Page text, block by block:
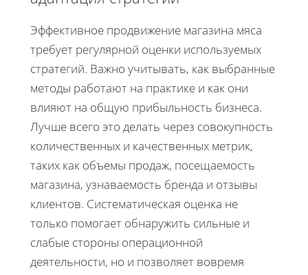
Эффективное продвижение магазина мяса
требует регулярной оценки используемых
стратегий. Важно учитывать, как выбранные
методы работают на практике и как они
влияют на общую прибыльность бизнеса.
Лучше всего это делать через совокупность
количественных и качественных метрик,
таких как объемы продаж, посещаемость
магазина, узнаваемость бренда и отзывы
клиентов. Систематическая оценка не
только помогает обнаружить сильные и
слабые стороны операционной
деятельности, но и позволяет вовремя